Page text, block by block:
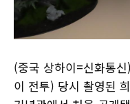
(중국 상하이=신화통
이 전투) 당시 촬영된